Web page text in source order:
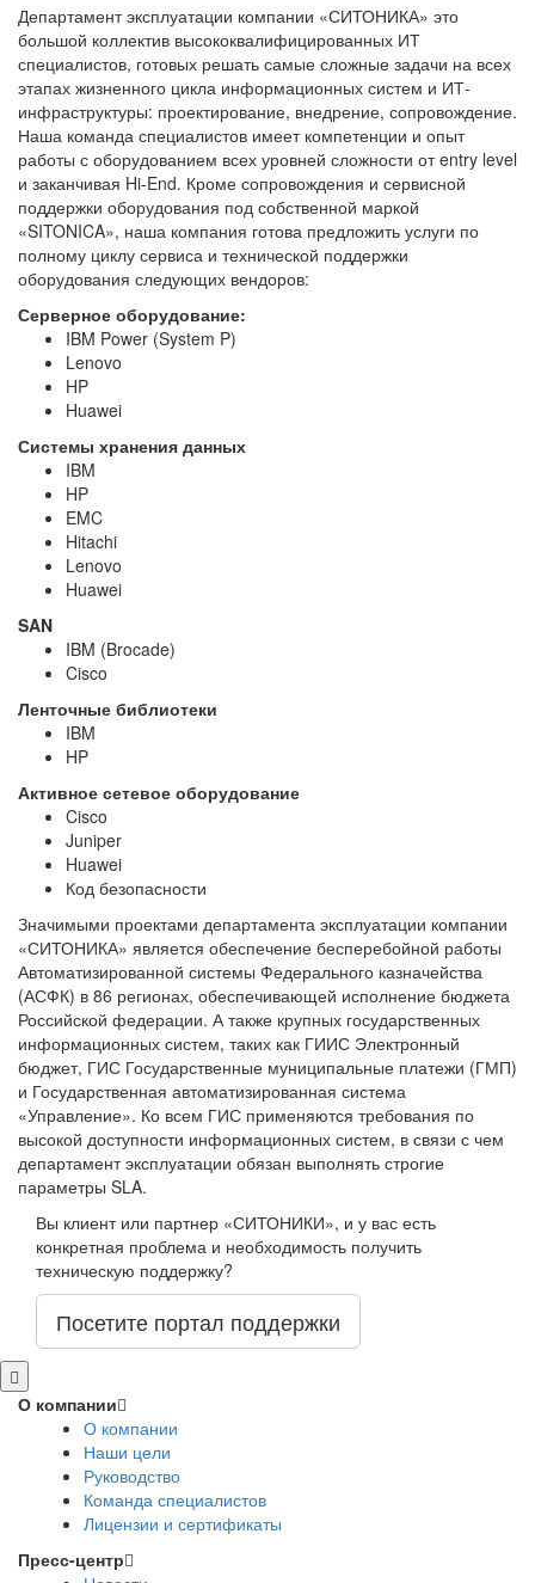
Департамент эксплуатации компании «СИТОНИКА» это
большой коллектив высококвалифицированных ИТ
специалистов, готовых решать самые сложные задачи на всех
этапах жизненного цикла информационных систем и ИТ-
инфраструктуры: проектирование, внедрение, сопровождение.
Наша команда специалистов имеет компетенции и опыт
работы с оборудованием всех уровней сложности от entry level
и заканчивая Hi-End. Кроме сопровождения и сервисной
поддержки оборудования под собственной маркой
«SITONICA», наша компания готова предложить услуги по
полному циклу сервиса и технической поддержки
оборудования следующих вендоров:
Серверное оборудование:
IBM Power (System P)
Lenovo
HP
Huawei
Системы хранения данных
IBM
HP
EMC
Hitachi
Lenovo
Huawei
SAN
IBM (Brocade)
Cisco
Ленточные библиотеки
IBM
HP
Активное сетевое оборудование
Cisco
Juniper
Huawei
Код безопасности
Значимыми проектами департамента эксплуатации компании
«СИТОНИКА» является обеспечение бесперебойной работы
Автоматизированной системы Федерального казначейства
(АСФК) в 86 регионах, обеспечивающей исполнение бюджета
Российской федерации. А также крупных государственных
информационных систем, таких как ГИИС Электронный
бюджет, ГИС Государственные муниципальные платежи (ГМП)
и Государственная автоматизированная система
«Управление». Ко всем ГИС применяются требования по
высокой доступности информационных систем, в связи с чем
департамент эксплуатации обязан выполнять строгие
параметры SLA.
Вы клиент или партнер «СИТОНИКИ», и у вас есть
конкретная проблема и необходимость получить
техническую поддержку?
Посетите портал поддержки
О компании
О компании
Наши цели
Руководство
Команда специалистов
Лицензии и сертификаты
Пресс-центр